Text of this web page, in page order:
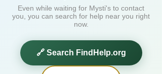
Even while waiting for Mysti's to contact
you, you can search for help near you right
now.
🔗 Search FindHelp.org